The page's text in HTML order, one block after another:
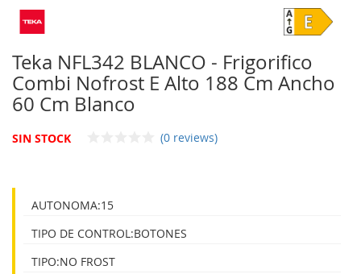
Teka NFL342 BLANCO - Frigorifico
Combi Nofrost E Alto 188 Cm Ancho
60 Cm Blanco
SIN STOCK (0 reviews)
AUTONOMA:15
TIPO DE CONTROL:BOTONES
TIPO:NO FROST
Saltar
al
de
la
galería
de